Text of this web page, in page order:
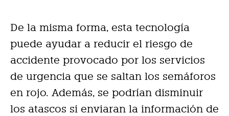
De la misma forma, esta tecnología
puede ayudar a reducir el riesgo de
accidente provocado por los servicios
de urgencia que se saltan los semáforos
en rojo. Además, se podrían disminuir
los atascos si enviaran la información de